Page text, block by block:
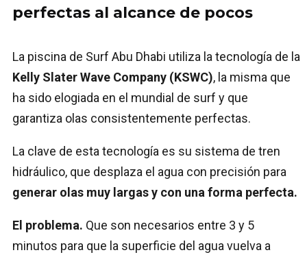
perfectas al alcance de pocos
La piscina de Surf Abu Dhabi utiliza la tecnología de la
Kelly Slater Wave Company (KSWC), la misma que
ha sido elogiada en el mundial de surf y que
garantiza olas consistentemente perfectas.
La clave de esta tecnología es su sistema de tren
hidráulico, que desplaza el agua con precisión para
generar olas muy largas y con una forma perfecta.
El problema. Que son necesarios entre 3 y 5
minutos para que la superficie del agua vuelva a